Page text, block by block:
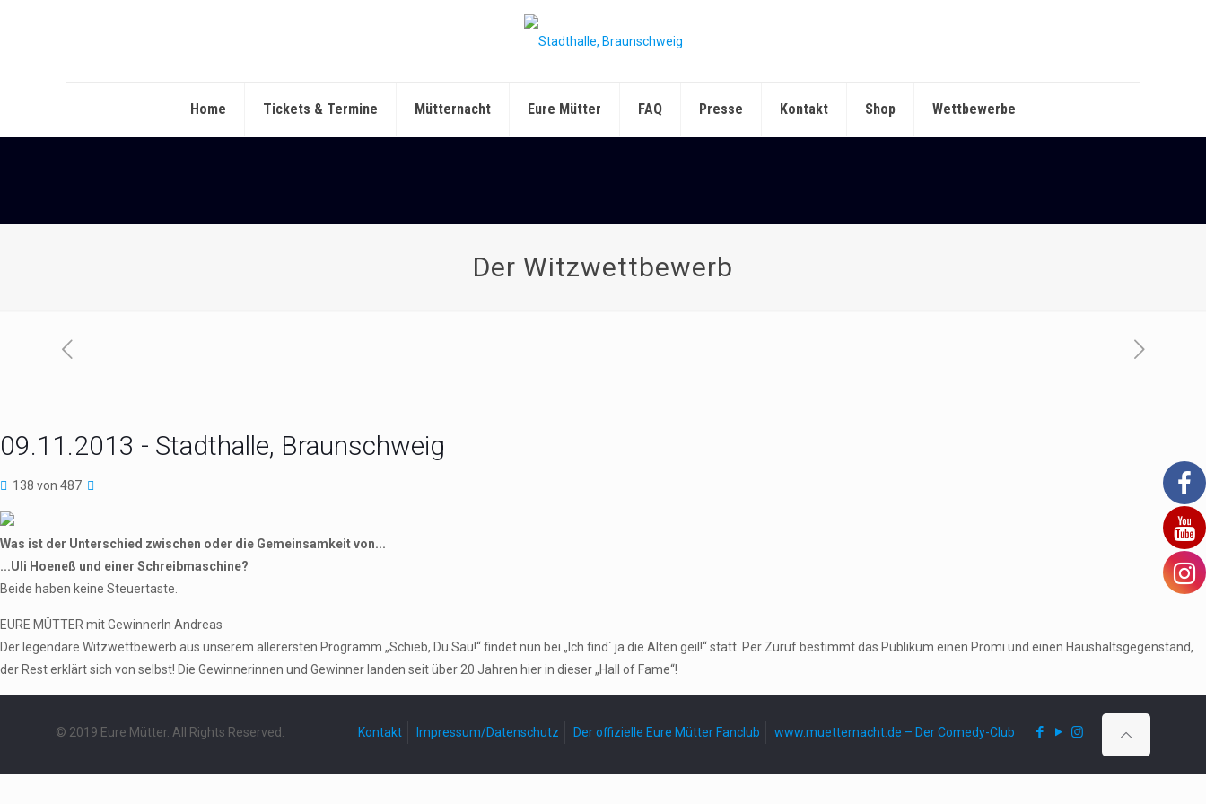
Home Tickets & Termine Mütternacht Eure Mütter FAQ Presse Kontakt Shop Wettbewerbe
Der Witzwettbewerb
09.11.2013 - Stadthalle, Braunschweig
138 von 487
Was ist der Unterschied zwischen oder die Gemeinsamkeit von...
...Uli Hoeneß und einer Schreibmaschine?
Beide haben keine Steuertaste.
EURE MÜTTER mit GewinnerIn Andreas
Der legendäre Witzwettbewerb aus unserem allerersten Programm „Schieb, Du Sau!“ findet nun bei „Ich find´ ja die Alten geil!“ statt. Per Zuruf bestimmt das Publikum einen Promi und einen Haushaltsgegenstand,
der Rest erklärt sich von selbst! Die Gewinnerinnen und Gewinner landen seit über 20 Jahren hier in dieser „Hall of Fame“!
© 2019 Eure Mütter. All Rights Reserved. Kontakt Impressum/Datenschutz Der offizielle Eure Mütter Fanclub www.muetternacht.de – Der Comedy-Club